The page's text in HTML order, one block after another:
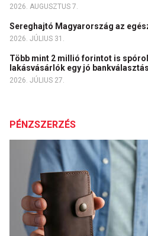
2026. AUGUSZTUS 7.
Sereghajtó Magyarország az
2026. JÚLIUS 31.
Több mint 2 millió forintot is
lakásvásárlók egy jó
2026. JÚLIUS 27.
PÉNZSZERZÉS